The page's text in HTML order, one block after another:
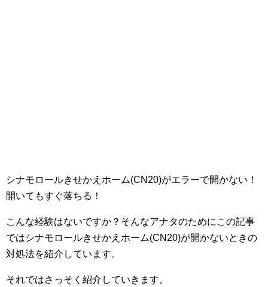
シナモロールきせかえホーム(CN20)がエラーで開かない！
開いてもすぐ落ちる！
こんな経験はないですか？そんなアナタのためにこの記事
ではシナモロールきせかえホーム(CN20)が開かないときの
対処法を紹介しています。
それではさっそく紹介していきます。